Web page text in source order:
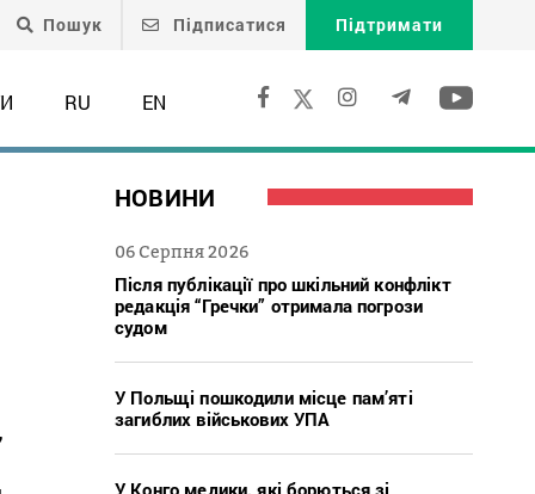
Пошук Підписатися Підтримати
RU EN
НОВИНИ
06 Серпня 2026
Після публікації про шкільний конфлікт
редакція “Гречки” отримала погрози
судом
У Польщі пошкодили місце пам’яті
загиблих військових УПА
У Конго медики, які борються зі